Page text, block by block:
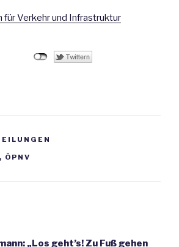
für Verkehr und Infrastruktur
, ÖPNV
„Los geht’s! Zu Fuß gehen